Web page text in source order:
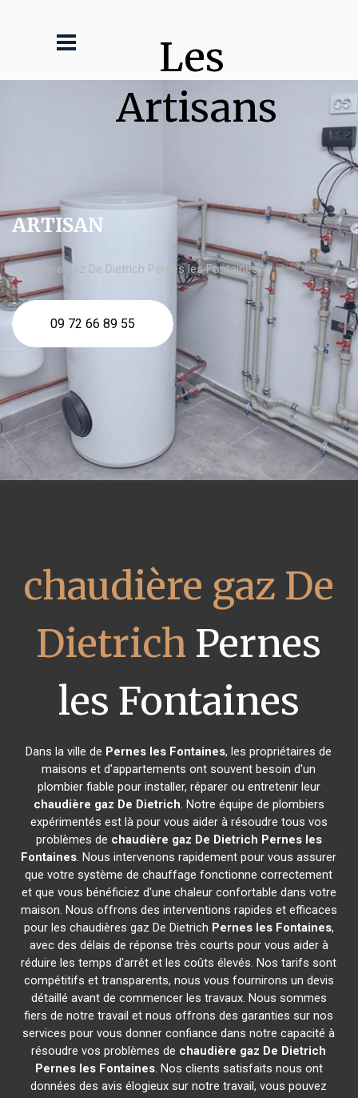
Les
Artisans
ARTISAN
chaudière gaz De Dietrich Pernes les Fontaines
09 72 66 89 55
chaudière gaz De
Dietrich Pernes
les Fontaines
Dans la ville de Pernes les Fontaines, les propriétaires de
maisons et d'appartements ont souvent besoin d'un
plombier fiable pour installer, réparer ou entretenir leur
chaudière gaz De Dietrich. Notre équipe de plombiers
expérimentés est là pour vous aider à résoudre tous vos
problèmes de chaudière gaz De Dietrich Pernes les
Fontaines. Nous intervenons rapidement pour vous assurer
que votre système de chauffage fonctionne correctement
et que vous bénéficiez d'une chaleur confortable dans votre
maison. Nous offrons des interventions rapides et efficaces
pour les chaudières gaz De Dietrich Pernes les Fontaines,
avec des délais de réponse très courts pour vous aider à
réduire les temps d'arrêt et les coûts élevés. Nos tarifs sont
compétitifs et transparents, nous vous fournirons un devis
détaillé avant de commencer les travaux. Nous sommes
fiers de notre travail et nous offrons des garanties sur nos
services pour vous donner confiance dans notre capacité à
résoudre vos problèmes de chaudière gaz De Dietrich
Pernes les Fontaines. Nos clients satisfaits nous ont
données des avis élogieux sur notre travail, vous pouvez